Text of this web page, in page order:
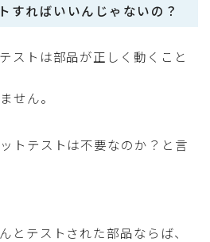
すればいいんじゃないの？
ストは部品が正しく動くこと
せん。
トテストは不要なのか？と言
とテストされた部品ならば、